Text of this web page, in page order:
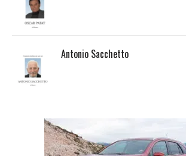
Antonio Sacchetto